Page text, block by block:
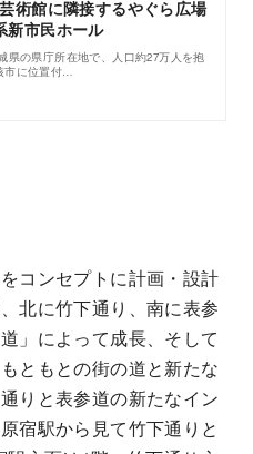
術館に隣接するやぐら広場
新市民ホール
県の県庁所在地で、人口約27万人を抱
市に位置付…
コンセプトに計画・設計
北に竹下通り、南に表参
」によって成長、そして
ともとの街の道と新たな
りと表参道の新たなイン
宿駅から見て竹下通りと